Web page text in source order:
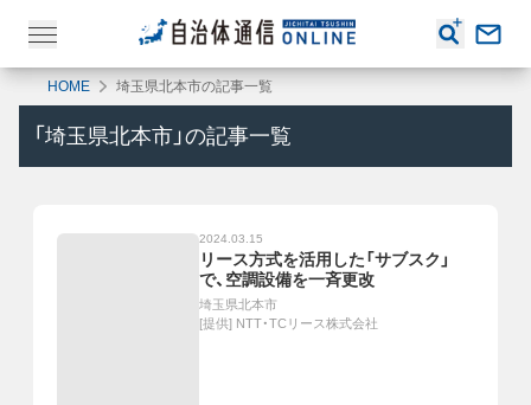
HOME 埼玉県北本市の記事一覧
「 埼玉県北本市 」の記事一覧
2024.03.15
リース方式を活用した「サブスク」
で、空調設備を一斉更改
埼玉県北本市
[提供] NTT・TCリース株式会社